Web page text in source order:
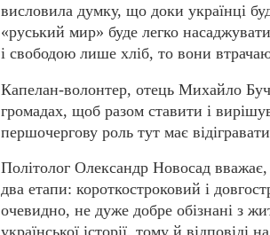
висловила думку, що доки українці
«руський мир» буде легко
і свободою лише хліб, то вони
Капелан-волонтер, отець Михайло
громадах, щоб разом ставити і
першочергову роль тут має
Політолог Олександр Новосад
два етапи: короткостроковий і
очевидно, не дуже добре обізнані з
української історії, тому й